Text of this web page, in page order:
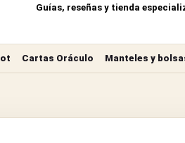
Guías, reseñas y tienda
Cartas Oráculo Manteles y